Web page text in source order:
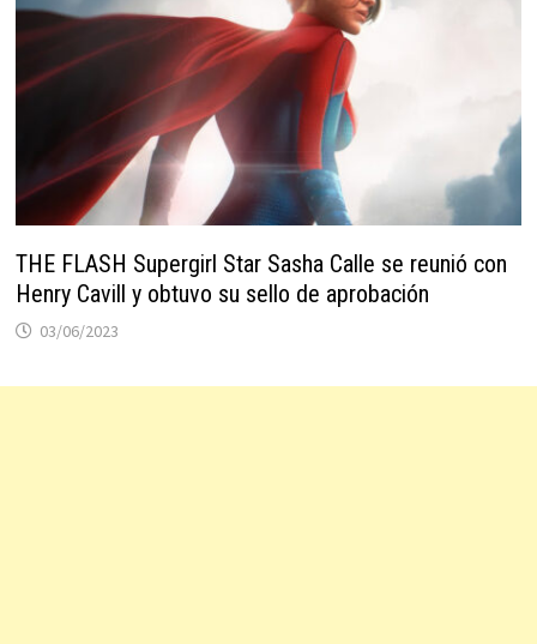
THE FLASH Supergirl Star Sasha Calle se reunió con
Henry Cavill y obtuvo su sello de aprobación
03/06/2023